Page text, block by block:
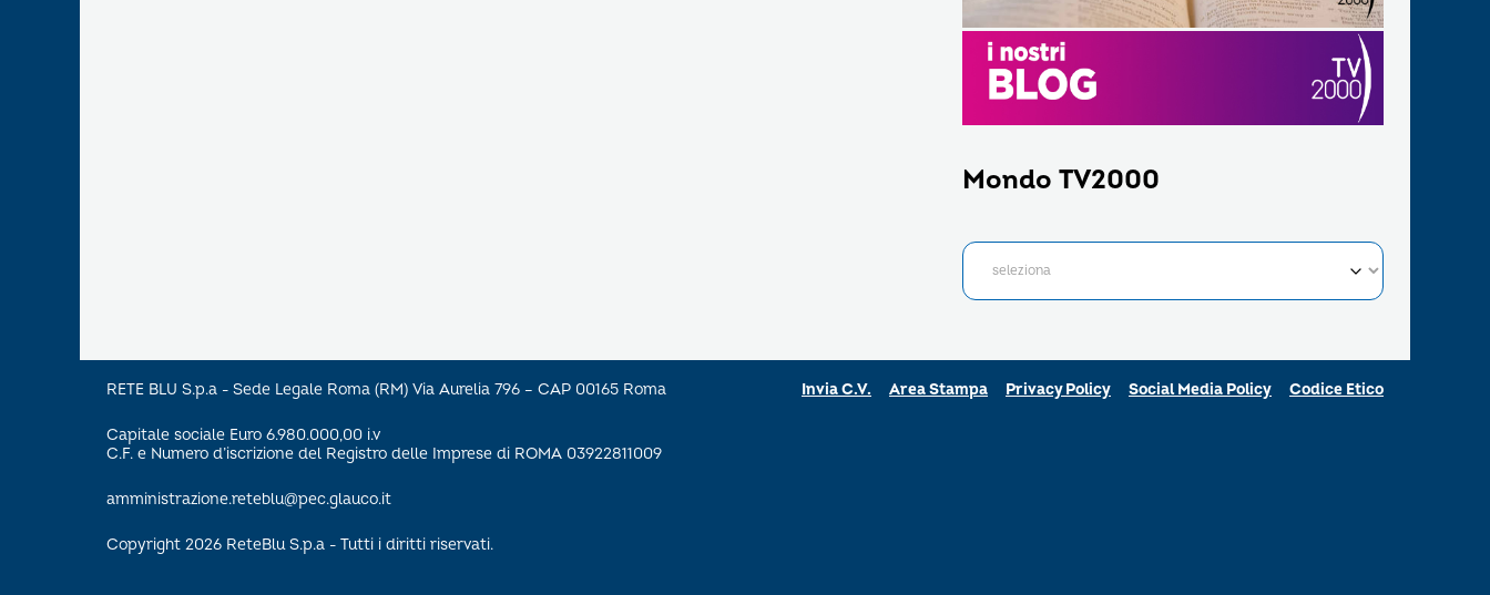
Mondo TV2000
RETE BLU S.p.a - Sede Legale Roma (RM) Via Aurelia 796 – CAP 00165 Roma
Capitale sociale Euro 6.980.000,00 i.v
C.F. e Numero d’iscrizione del Registro delle Imprese di ROMA 03922811009
amministrazione.reteblu@pec.glauco.it
Copyright 2026 ReteBlu S.p.a - Tutti i diritti riservati.
Invia C.V. Area Stampa Privacy Policy Social Media Policy Codice Etico